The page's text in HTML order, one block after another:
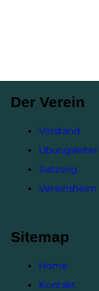
Der Verein
Vorstand
Übungsleiter
Satzung
Vereinsheim
Sitemap
Home
Kontakt